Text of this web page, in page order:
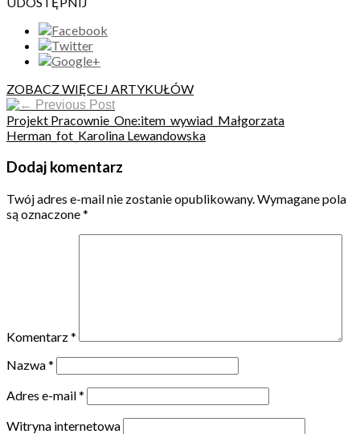
ZOBACZ WIĘCEJ ARTYKUŁÓW
Previous Post
Projekt Pracownie_One:item_wywiad_Małgorzata
Herman_fot_Karolina Lewandowska
Dodaj komentarz
Twój adres e-mail nie zostanie opublikowany. Wymagane pola
są oznaczone*
Komentarz*
Nazwa*
Adres e-mail*
Witryna internetowa